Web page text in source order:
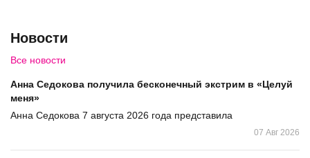
Новости
Все новости
Анна Седокова получила бесконечный экстрим в «Целуй
меня»
Анна Седокова 7 августа 2026 года представила
07 Авг 2026